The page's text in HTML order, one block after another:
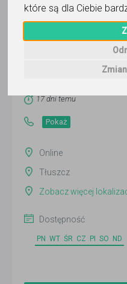
które są dla Ciebie
Natalia
17 dni temu
Pokaż
Online
Tłuszcz
Zobacz więcej
Dostępność
PN WT ŚR CZ PI SO ND